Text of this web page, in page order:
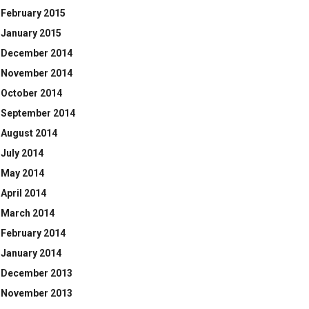
February 2015
January 2015
December 2014
November 2014
October 2014
September 2014
August 2014
July 2014
May 2014
April 2014
March 2014
February 2014
January 2014
December 2013
November 2013